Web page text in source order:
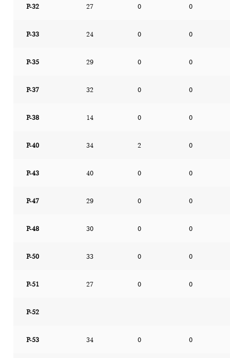
P-32 27 0 0
P-33 24 0 0
P-35 29 0 0
P-37 32 0 0
P-38 14 0 0
P-40 34 2 0
P-43 40 0 0
P-47 29 0 0
P-48 30 0 0
P-50 33 0 0
P-51 27 0 0
P-52
P-53 34 0 0